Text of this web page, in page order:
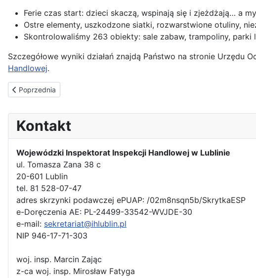
Ferie czas start: dzieci skaczą, wspinają się i zjeżdżają… a
Ostre elementy, uszkodzone siatki, rozwarstwione otuliny,
Skontrolowaliśmy 263 obiekty: sale zabaw, trampoliny,
Szczegółowe wyniki działań znajdą Państwo na stronie Urzędu
Handlowej.
Poprzednia strona: 17 lutego będziemy obchodzić Dzień Służby Cywilnej
Poprzednia
Kontakt
Wojewódzki Inspektorat Inspekcji Handlowej w Lublinie
ul. Tomasza Zana 38 c
20-601 Lublin
tel. 81 528-07-47
adres skrzynki podawczej ePUAP: /02m8nsqn5b/SkrytkaESP
e-Doręczenia AE: PL-24499-33542-WVJDE-30
e-mail: sekretariat@ihlublin.pl
NIP 946-17-71-303
woj. insp. Marcin Zając
z-ca woj. insp. Mirosław Fatyga